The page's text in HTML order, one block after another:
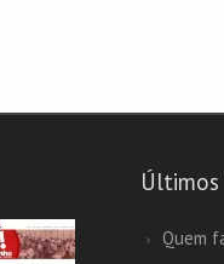
Últimos
Quem